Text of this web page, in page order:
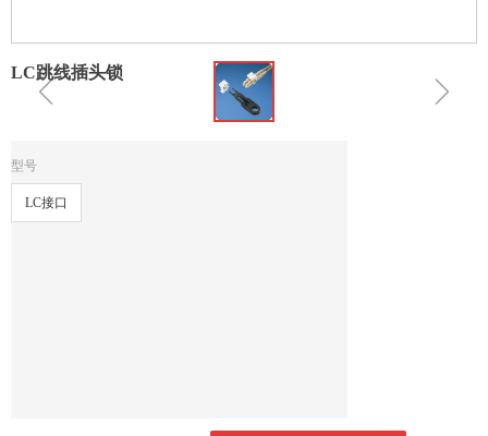
LC跳线插头锁
型号
LC接口
ꁆ ꁇ